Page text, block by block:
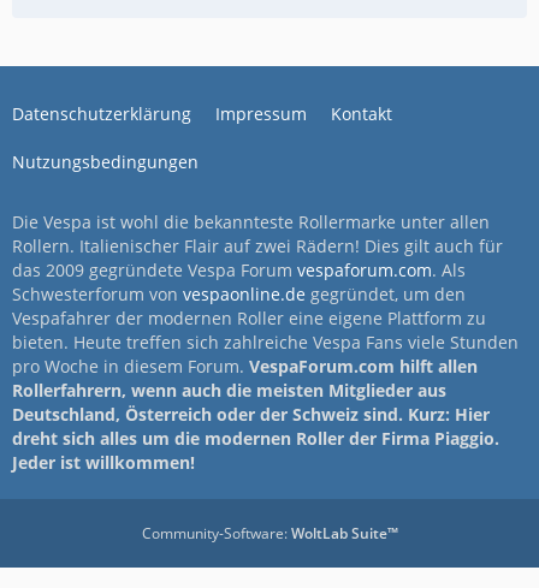
Datenschutzerklärung Impressum Kontakt
Nutzungsbedingungen
Die Vespa ist wohl die bekannteste Rollermarke unter allen
Rollern. Italienischer Flair auf zwei Rädern! Dies gilt auch für
das 2009 gegründete Vespa Forum vespaforum.com. Als
Schwesterforum von vespaonline.de gegründet, um den
Vespafahrer der modernen Roller eine eigene Plattform zu
bieten. Heute treffen sich zahlreiche Vespa Fans viele Stunden
pro Woche in diesem Forum. VespaForum.com hilft allen
Rollerfahrern, wenn auch die meisten Mitglieder aus
Deutschland, Österreich oder der Schweiz sind. Kurz: Hier
dreht sich alles um die modernen Roller der Firma Piaggio.
Jeder ist willkommen!
Community-Software:WoltLab Suite™